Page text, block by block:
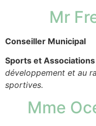
Mr
Conseiller Municipal
Sports et
développement et au
sportives.
Mme